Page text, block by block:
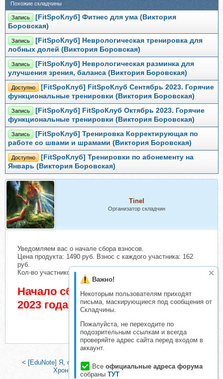
Важно!
Некоторым пользователям приходят
письма, маскирующиеся под сообщения от
Складчины.
Пожалуйста, не переходите по
подозрительным ссылкам и всегда
проверяйте адрес сайта перед входом в
аккаунт.
Все официальные адреса форума
собраны ТУТ
Похожие складчины
Запись
[FitSpoКлуб] Фитнес для ума (Виктория
Боровская)
Запись
[FitSpoКлуб] Неврологическая тренировка для
лобных долей (Виктория Боровская)
Запись
[FitSpoКлуб] Неврологическая разминка для
улучшения зрения, баланса (Виктория Боровская)
Доступно
[FitSpoКлуб] FitSpoКлуб Сентябрь 2023. Горячие
функциональные тренировки (Виктория Боровская)
Запись
[FitSpoКлуб] FitSpoКлуб Октябрь 2023. Горячие
функциональные тренировки (Виктория Боровская)
Запись
[FitSpoКлуб] Тренировка Корректирующая по
работе со швами и шрамами (Виктория Боровская)
Доступно
[FitSpoКлуб] Тренировки по абонементу на
Январь (Виктория Боровская)
Tinel
Организатор складчин
Уведомляем вас о начале сбора взносов.
Цена продукта: 1490 руб. Взнос с каждого участника: 162
руб.
Кол-во участников в основном списке: 2 чел.
Начало сбора взносов 6 Сентябрь
2023 года
< [EduNote] Я, они, контекст (Екатерина Киршина-Шульга)
Хроники кукловодов (Лилия Король)>